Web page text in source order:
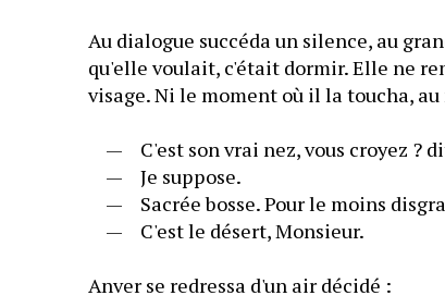
Au dialogue succéda un silence, au
qu'elle voulait, c'était dormir. Elle ne
visage. Ni le moment où il la toucha,
—	C'est son vrai nez, vous croyez ?
	—	Je suppose.
—	Sacrée bosse. Pour le moins
	—	C'est le désert, Monsieur.
Anver se redressa d'un air décidé :